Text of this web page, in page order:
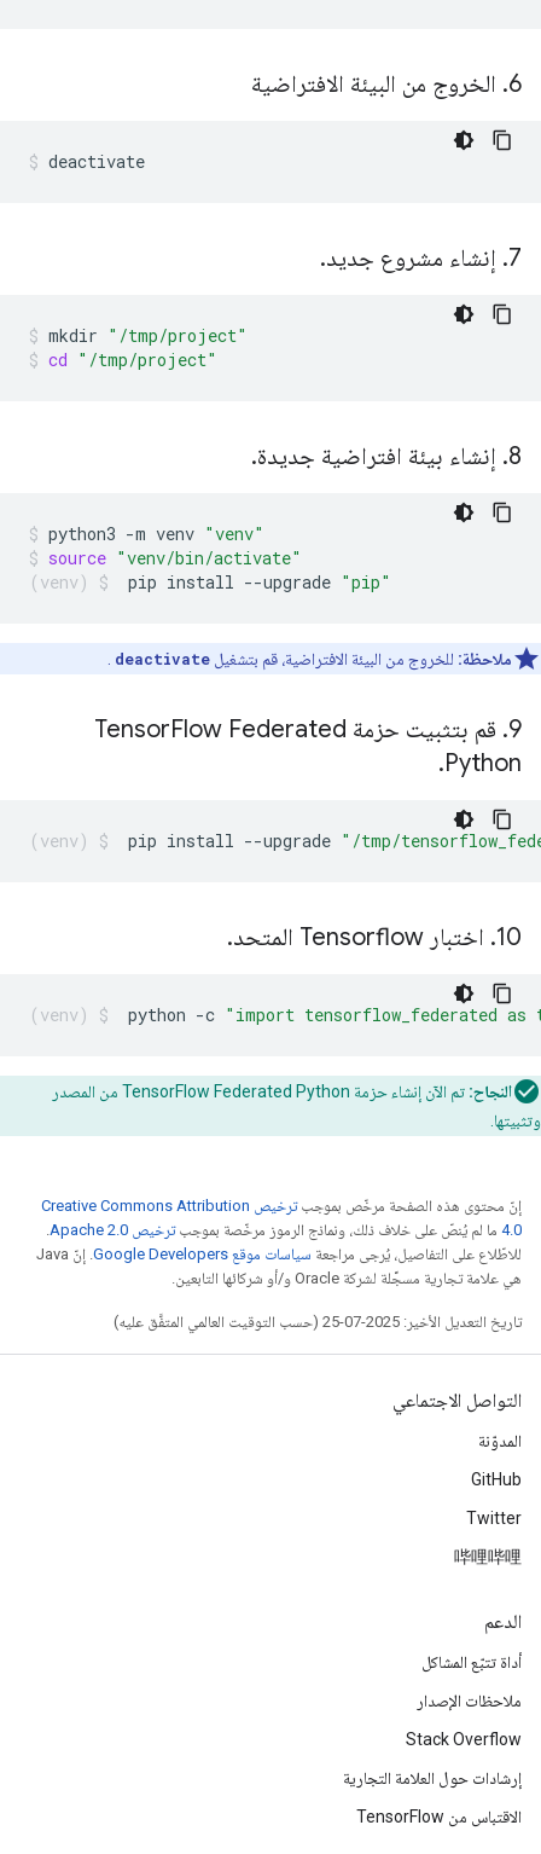
6
. الخروج من البيئة الافتراضية
deactivate
7
. إنشاء مشروع جديد.
mkdir "/tmp/project"
cd "/tmp/project"
8
. إنشاء بيئة افتراضية جديدة.
python3 -m venv "venv"
source "venv/bin/activate"
pip install --upgrade "pip"
ملاحظة: للخروج من البيئة الافتراضية، قم بتشغيل deactivate
9
. قم بتثبيت حزمة Tensor Flow Federated
Python
.
pip install --upgrade "/tmp/
10
. اختبار Tensorflow المتحد .
python -c "import tensorflow_federated
النجاح:
تم الآن إنشاء حزمة TensorFlow Federated Python من المصدر
وتثبيتها.
إنّ محتوى هذه الصفحة مرخّص بموجب
ترخيص Creative Commons Attribution
4.0‏ ما لم يُنصّ على خلاف ذلك، ونماذج الرموز مرخّصة بموجبترخيص Apache 2.0‏
.
للاطّلاع على التفاصيل، يُرجى مراجعة سياسات موقع Google Developers‏
. إنّ Java
هي علامة تجارية مسجَّلة لشركة Oracle و/أو شركائها التابعين.
تاريخ التعديل الأخير: 2025-07-25 (حسب التوقيت العالمي المتفَّق عليه)
التواصل الاجتماعي
المدوّنة
GitHub
Twitter
哔哩哔哩
الدعم
أداة تتبّع المشاكل
ملاحظات الإصدار
Stack Overflow
إرشادات حول العلامة التجارية
الاقتباس من TensorFlow